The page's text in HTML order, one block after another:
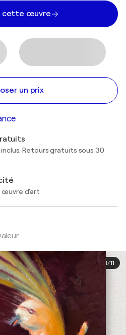
cette œuvre
un prix
Retours gratuits sous 30
œuvre d'art
1/11